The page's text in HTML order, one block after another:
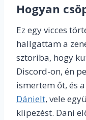
Hogyan
Ez egy vicces
hallgattam a
sztoriba, hogy
Discord-on, én
ismertem őt, és
Dánielt, vele
klipezést. Dani